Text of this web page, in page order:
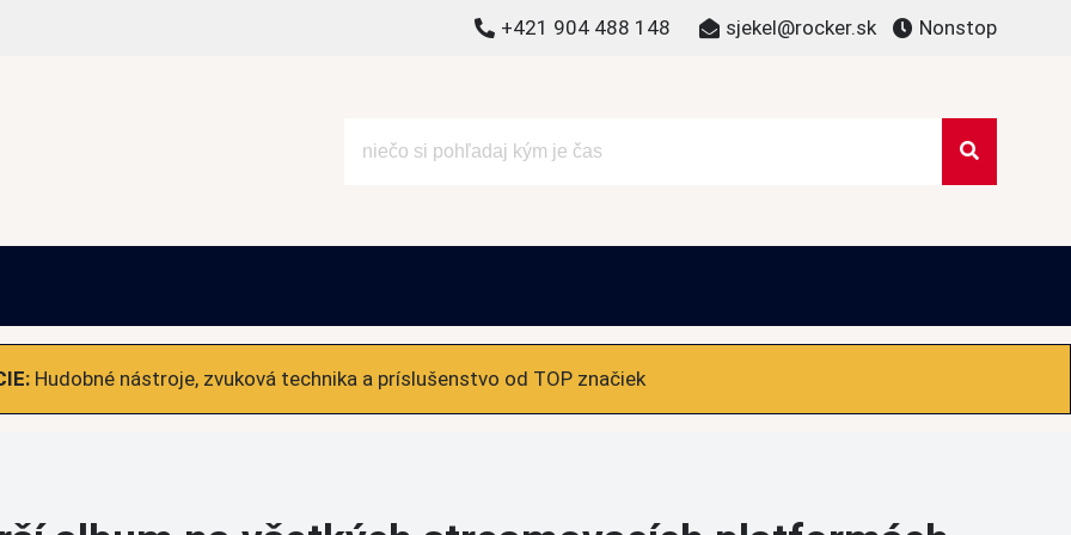
+421 904 488 148 sjekel@rocker.sk Nonstop
Hudobné nástroje, zvuková technika a príslušenstvo od TOP značiek